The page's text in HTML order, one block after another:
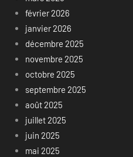
février 2026
janvier 2026
décembre 2025
novembre 2025
octobre 2025
septembre 2025
août 2025
juillet 2025
juin 2025
mai 2025